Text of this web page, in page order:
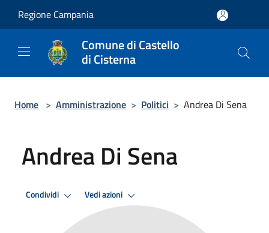
Regione Campania
Comune di Castello
di Cisterna
Home > Amministrazione > Politici > Andrea Di Sena
Andrea Di Sena
Condividi Vedi azioni